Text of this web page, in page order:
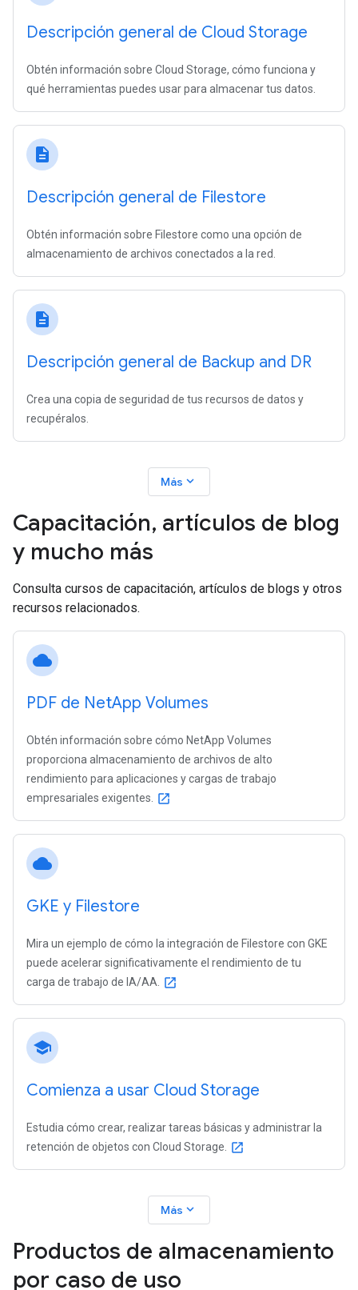
Descripción general de Cloud Storage
Obtén información sobre Cloud Storage, cómo funciona y
qué herramientas puedes usar para almacenar tus datos.
description
Descripción general de Filestore
Obtén información sobre Filestore como una opción de
almacenamiento de archivos conectados a la red.
description
Descripción general de Backup and DR
Crea una copia de seguridad de tus recursos de datos y
recupéralos.
Más expand_more
Capacitación, artículos de blog
y mucho más
Consulta cursos de capacitación, artículos de blogs y otros
recursos relacionados.
cloud
PDF de NetApp Volumes
Obtén información sobre cómo NetApp Volumes
proporciona almacenamiento de archivos de alto
rendimiento para aplicaciones y cargas de trabajo
empresariales exigentes.
open_in_new
cloud
GKE y Filestore
Mira un ejemplo de cómo la integración de Filestore con GKE
puede acelerar significativamente el rendimiento de tu
carga de trabajo de IA/AA.
open_in_new
school
Comienza a usar Cloud Storage
Estudia cómo crear, realizar tareas básicas y administrar la
retención de objetos con Cloud Storage.
open_in_new
Más expand_more
Productos de almacenamiento
por caso de uso